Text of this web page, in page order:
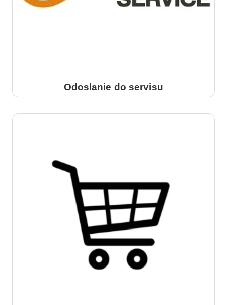
Odoslanie do servisu